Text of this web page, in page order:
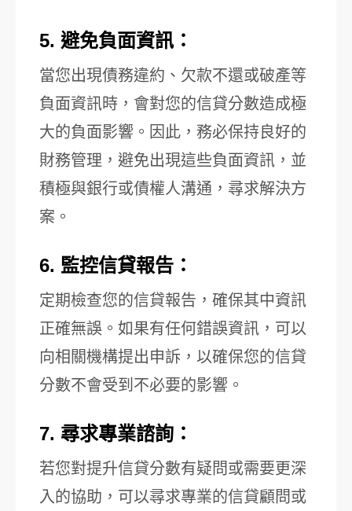
5. 避免負面資訊：
當您出現債務違約、欠款不還或破產等
負面資訊時，會對您的信貸分數造成極
大的負面影響。因此，務必保持良好的
財務管理，避免出現這些負面資訊，並
積極與銀行或債權人溝通，尋求解決方
案。
6. 監控信貸報告：
定期檢查您的信貸報告，確保其中資訊
正確無誤。如果有任何錯誤資訊，可以
向相關機構提出申訴，以確保您的信貸
分數不會受到不必要的影響。
7. 尋求專業諮詢：
若您對提升信貸分數有疑問或需要更深
入的協助，可以尋求專業的信貸顧問或